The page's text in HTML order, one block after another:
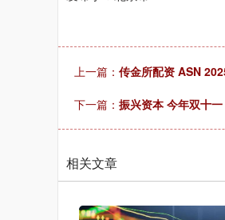
上一篇： 传金所配资 ASN
下一篇： 振兴资本 今年双十
相关文章